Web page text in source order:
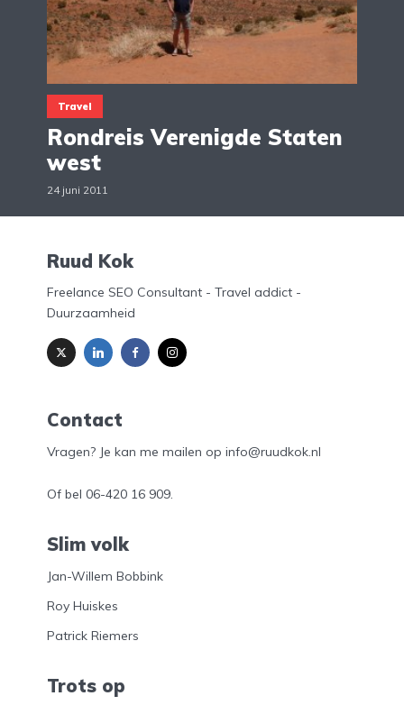
Travel
Rondreis Verenigde Staten
west
24 juni 2011
Ruud Kok
Freelance SEO Consultant - Travel addict -
Duurzaamheid
Contact
Vragen? Je kan me mailen op info@ruudkok.nl
Of bel 06-420 16 909.
Slim volk
Jan-Willem Bobbink
Roy Huiskes
Patrick Riemers
Trots op